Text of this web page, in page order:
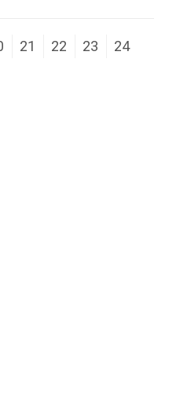
21 22 23
24